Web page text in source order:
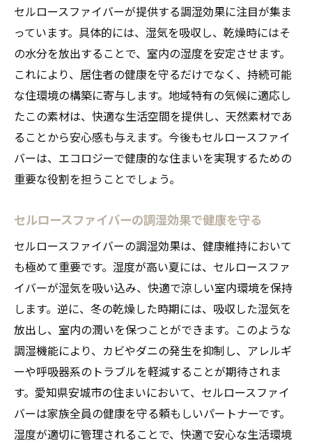
セルロースファイバーがもたらす地域への
貢献
安城市で注目を集めるセルロースファイバ
ーの利点
セルロースファイバーによる住まいの価値
向上
地域の気候に応じた最適な選択：セルロー
スファイバー
セルロースファイバーが叶える四季を通じた快
セルロースファイバーで季節毎の快適さを
保つ
四季折々の湿度管理を可能にするセルロー
スファイバー
セルロースファイバーによる年間を通じた
健康管理
季節に応じたセルロースファイバーの活用
法
快適な四季の住まいを実現する自然素材
セルロースファイバーがもたらす四季の快
セルロースファイバーが提供する調湿効果に注目が集ま
っています。具体的には、湿気を吸収し、乾燥時にはそ
の水分を放出することで、室内の湿度を安定させます。
これにより、居住者の健康を守るだけでなく、持続可能
な住環境の構築に寄与します。地域特有の気候に適応し
たこの素材は、快適な生活空間を提供し、天然素材であ
ることから安心感も与えます。今後もセルロースファイ
バーは、エコロジーで健康的な住まいを実現するための
重要な役割を担うことでしょう。
セルロースファイバーの調湿効果で健康を守る
セルロースファイバーの調湿効果は、健康維持において
も極めて重要です。湿度が高い夏には、セルロースファ
イバーが湿気を吸い込み、快適で涼しい室内環境を保持
します。逆に、冬の乾燥した時期には、吸収した湿気を
放出し、室内の潤いを保つことができます。このような
調湿機能により、カビやダニの発生を抑制し、アレルギ
ーや呼吸器系のトラブルを軽減することが期待されま
す。愛知県安城市の住まいにおいて、セルロースファイ
バーは家族全員の健康を守る頼もしいパートナーです。
湿度が適切に管理されることで、快適で安心な生活環境